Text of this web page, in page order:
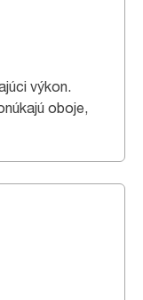
výkon.
oboje,